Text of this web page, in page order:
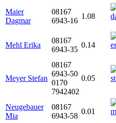
Maier
Dagmar
08167
6943-16
1.08
Mehl Erika
08167
6943-35
0.14
Meyer Stefan
08167
6943-50
0170
7942402
0.05
Neugebauer
Mia
08167
6943-58
0.01